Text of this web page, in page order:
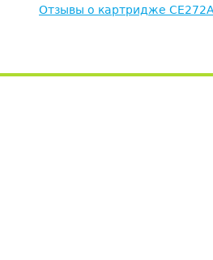
Отзывы о картридже